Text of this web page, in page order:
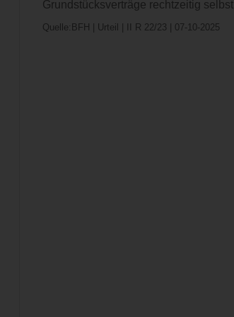
Grundstücksverträge rechtzeitig
Quelle:BFH | Urteil | II R 22/23 | 07-10-2025